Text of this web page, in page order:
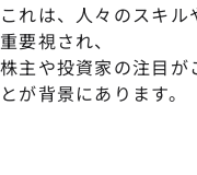
これは、人々のスキ
重要視され、
株主や投資家の注目が
とが背景にあります。